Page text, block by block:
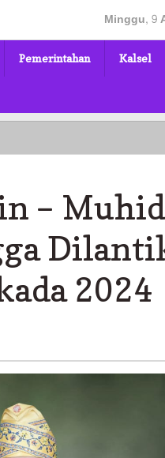
Minggu, 9
Pemerintahan Kalsel
–
2024